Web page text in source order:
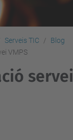
Serveis TIC
Blog
VMPS
servei